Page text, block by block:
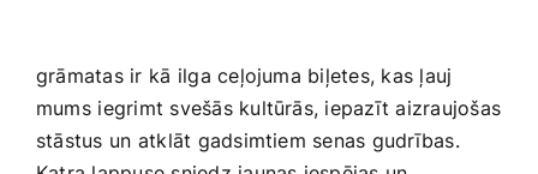
TV un Sadzīves tehnika
grāmatas ir kā ⁢ilga ceļojuma biļetes, kas ļauj
‌mums ⁢iegrimt svešās kultūrās, iepazīt aizraujošas
stāstus⁢ un atklāt gadsimtiem senas gudrības.